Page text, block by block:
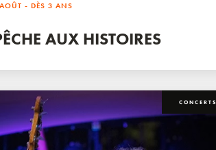
- DÈS 3 ANS
AUX HISTOIRES
CONCERTS